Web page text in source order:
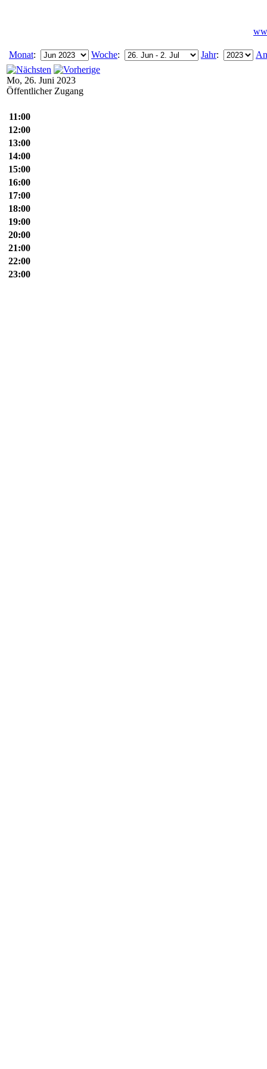
Monat: Woche: Jahr:
Mo, 26. Juni 2023
Öffentlicher Zugang
11:00
12:00
13:00
14:00
15:00
16:00
17:00
18:00
19:00
20:00
21:00
22:00
23:00